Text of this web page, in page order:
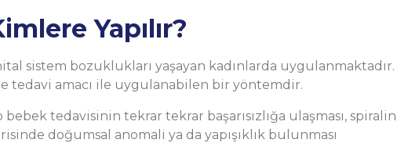
Yapılır?
sistem bozuklukları yaşayan kadınlarda uygulanmaktadır.
tedavi amacı ile uygulanabilen bir yöntemdir.
tedavisinin tekrar tekrar başarısızlığa ulaşması, spiralin
doğumsal anomali ya da yapışıklık bulunması